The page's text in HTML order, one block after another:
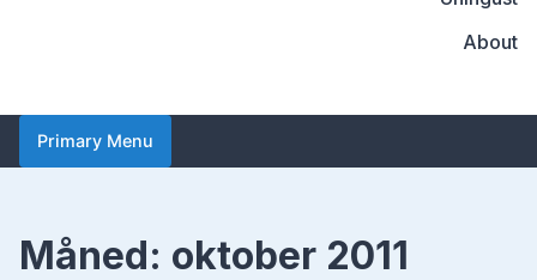
About
Primary Menu
Måned: oktober 2011